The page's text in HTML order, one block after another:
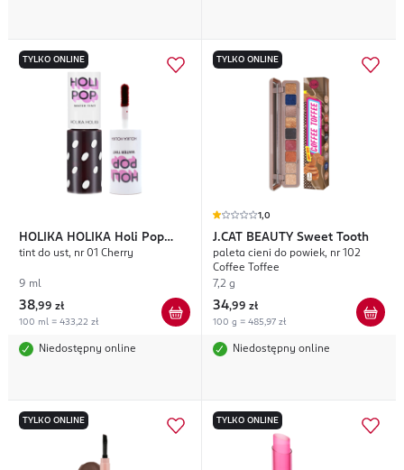
TYLKO ONLINE
HOLIKA HOLIKA Holi Pop
Water Tint
tint do ust, nr 01 Cherry
9 ml
38,99 zł
100 ml = 433,22 zł
Niedostępny online
TYLKO ONLINE
1,0
J.CAT BEAUTY Sweet Tooth
paleta cieni do powiek, nr 102
Coffee Toffee
7,2 g
34,99 zł
100 g = 485,97 zł
Niedostępny online
TYLKO ONLINE TYLKO ONLINE